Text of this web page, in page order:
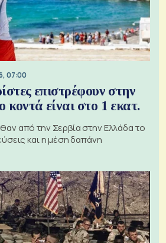
07:00
επιστρέφουν στην
είναι στο 1 εκατ.
από την Σερβία στην Ελλάδα το
και η μέση δαπάνη